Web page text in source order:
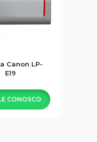
Canon LP-
E19
CONOSCO